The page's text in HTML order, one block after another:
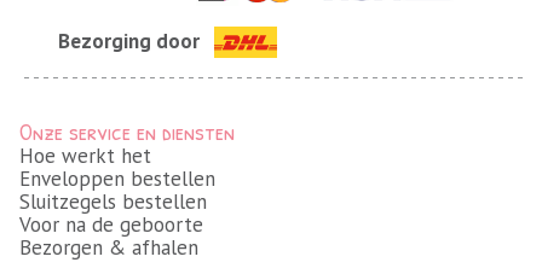
Bezorging door
Onze service en diensten
Hoe werkt het
Enveloppen bestellen
Sluitzegels bestellen
Voor na de geboorte
Bezorgen & afhalen